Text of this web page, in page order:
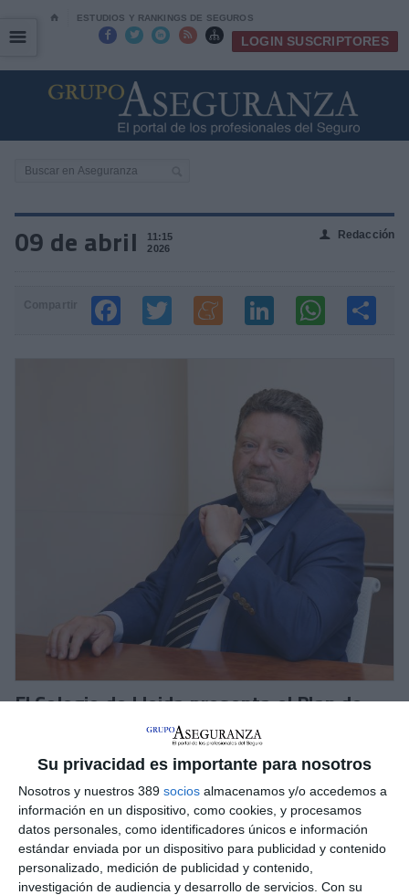
Su privacidad es importante para nosotros
Nosotros y nuestros 389 socios almacenamos y/o accedemos a
información en un dispositivo, como cookies, y procesamos
datos personales, como identificadores únicos e información
estándar enviada por un dispositivo para publicidad y contenido
personalizado, medición de publicidad y contenido,
investigación de audiencia y desarrollo de servicios. Con su
⌂ ESTUDIOS Y RANKINGS DE SEGUROS
     LOGIN SUSCRIPTORES
☰
☰
09 de abril
11:15
2026
👤 Redacción
El Colegio de Lleida presenta el Plan de
Formación para 2026
presentado su nuevoPlan de Formación para el ejercicio
2026,una hoja de ruta cuyo objetivo es modernizar el sector y
preparar a los profesionales ante los nuevos retos del
En concreto, el plan se divide en cuatro pilares:Normativa y
técnica, haciendo hincapié en el cumplimiento legal (RD
287/2021), la actualización legislativa y el desarrollo de